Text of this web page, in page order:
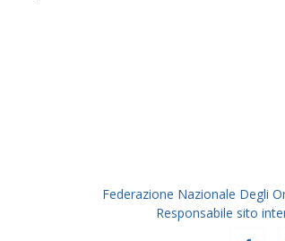
Federazione Nazionale Degli
Responsabile sito